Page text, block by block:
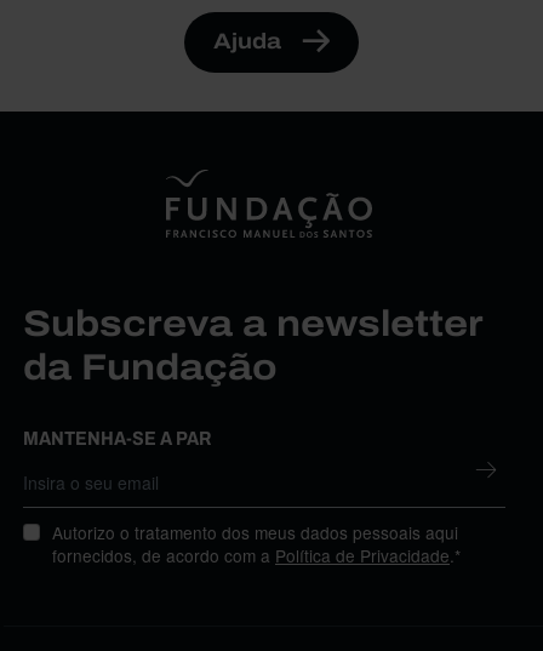
Ajuda
Subscreva a newsletter
da Fundação
MANTENHA-SE A PAR
Autorizo o tratamento dos meus dados pessoais aqui
fornecidos, de acordo com a Política de Privacidade .*